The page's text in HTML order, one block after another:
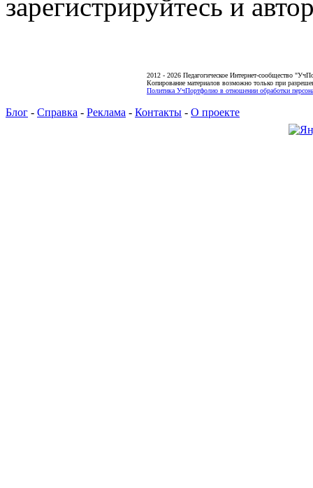
зарегистрируйтесь и
2012 - 2026 Педагогическое Интернет-сообщество
Копирование материалов возможно только при
Политика УчПортфолио в отношении обработки
Блог - Справка - Реклама - Контакты - О проекте